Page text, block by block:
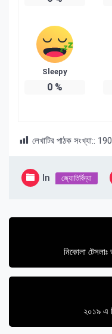
Sleepy
0%
লেখাটির পাঠক সংখ্যা:: 190
In জ্যোতির্বিদ্যা
Post
নিকোলা
২০১৯ এ